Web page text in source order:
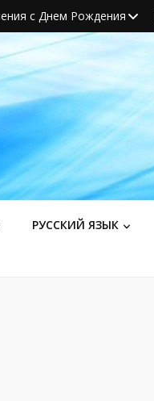
с Днем Рождения
РУССКИЙ ЯЗЫК